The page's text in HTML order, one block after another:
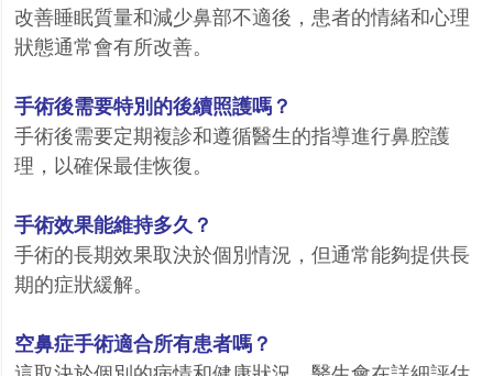
改善睡眠質量和減少鼻部不適後，患者的情緒和心理
狀態通常會有所改善。
手術後需要特別的後續照護嗎？
手術後需要定期複診和遵循醫生的指導進行鼻腔護
理，以確保最佳恢復。
手術效果能維持多久？
手術的長期效果取決於個別情況，但通常能夠提供長
期的症狀緩解。
空鼻症手術適合所有患者嗎？